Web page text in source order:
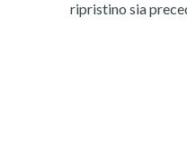
ripristino sia